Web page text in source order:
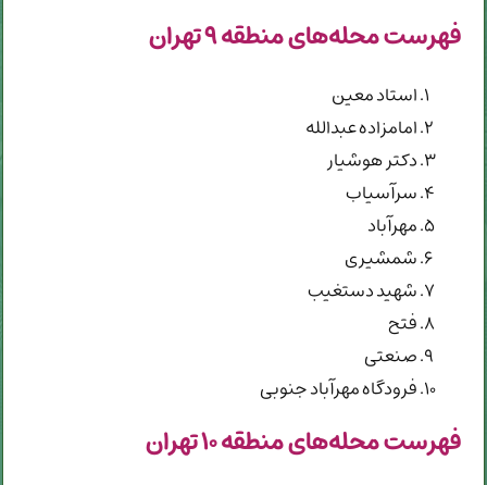
فهرست محله‌های منطقه ۹ تهران
استاد معین
امامزاده عبدالله
دکتر هوشیار
سرآسیاب
مهرآباد
شمشیری
شهید دستغیب
فتح
صنعتی
فرودگاه مهرآباد جنوبی
فهرست محله‌های منطقه ۱۰ تهران